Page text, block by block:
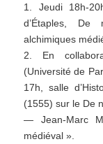
1. Jeudi 18h-
d’Étaples, De
alchimiques
2. En
(Université de
17h, salle
(1555) sur le De
— Jean-Marc
médiéval ».